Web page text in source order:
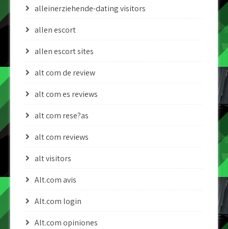
alleinerziehende-dating visitors
allen escort
allen escort sites
alt com de review
alt com es reviews
alt com rese?as
alt com reviews
alt visitors
Alt.com avis
Alt.com login
Alt.com opiniones